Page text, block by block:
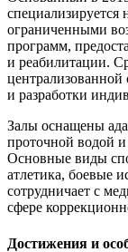
специализируется
ограниченными
программ,
и реабилитации.
и разработки
Залы оснащены
проточной водой и
Основные виды
атлетика, боевые
сотрудничает с
сфере
Достижения и